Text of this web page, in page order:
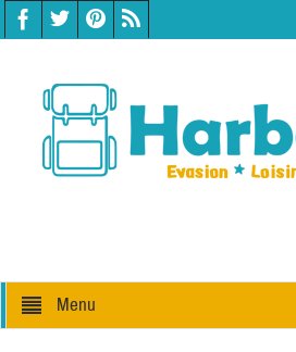
Menu